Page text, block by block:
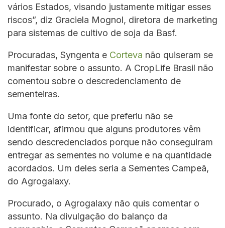
vários Estados, visando justamente mitigar esses
riscos”, diz Graciela Mognol, diretora de marketing
para sistemas de cultivo de soja da Basf.
Procuradas, Syngenta e Corteva não quiseram se
manifestar sobre o assunto. A CropLife Brasil não
comentou sobre o descredenciamento de
sementeiras.
Uma fonte do setor, que preferiu não se
identificar, afirmou que alguns produtores vêm
sendo descredenciados porque não conseguiram
entregar as sementes no volume e na quantidade
acordados. Um deles seria a Sementes Campeã,
do Agrogalaxy.
Procurado, o Agrogalaxy não quis comentar o
assunto. Na divulgação do balanço da